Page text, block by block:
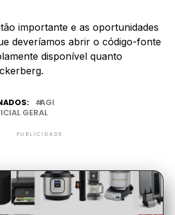
importante e as oportunidades
deveríamos abrir o código-fonte
disponível quanto
AGI
GERAL
PUBLICIDADE